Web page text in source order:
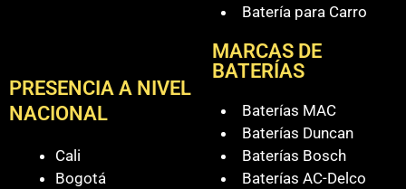
PRESENCIA A NIVEL
NACIONAL
Cali
Bogotá
Batería para Carro
MARCAS DE
BATERÍAS
Baterías MAC
Baterías Duncan
Baterías Bosch
Baterías AC-Delco